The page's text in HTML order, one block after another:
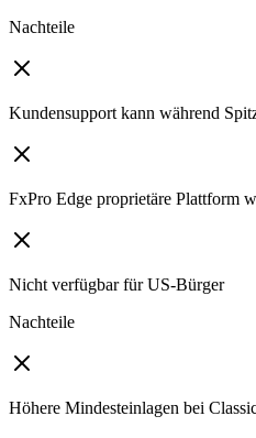
Nachteile
Kundensupport kann während
FxPro Edge proprietäre Plattform
Nicht verfügbar für US-Bürger
Nachteile
Höhere Mindesteinlagen bei